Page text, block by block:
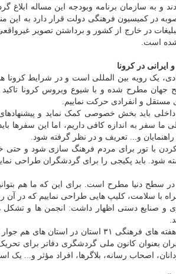
و به سازمان برنامه وبودجه این مساله ابلاغ
در کمیسیون فرهنگی دولت قرار دارد به این
در خارج از کشور و برداشتن تصویر
شده است.
در کرونا
یک رویه بین المللی است و در شرایط
جهان مطرح شده و با شیوع ویروس کرونا
مستقل و انفرادی حرکت نماییم.
باید بخش خصوصی کمک نماید و
ما سفر به اندازه کافی داریم، اما این سفرها
و... تعریف و در نظر گرفته شود.
با تور برای مردم فرهنگ سازی شود و
شود. باید پکیجی را برای گردشگران طراحی
سطح دنیا مطرح است. برای این که ما هم
با سلامت، کلیپ هایی طراحی نماییم که در آن
و صنایع دستی اظهار داشت: انجمن ها و تشکل
تیموری از برنامه ریزی برای برگزاری هفته
بعنوان کانون ملی گردشگری دفاتر برای